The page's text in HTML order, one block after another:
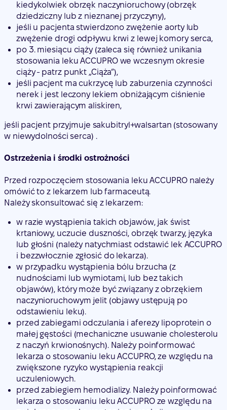
kiedykolwiek obrzęk naczynioruchowy (obrzęk
dziedziczny lub z nieznanej przyczyny),
jeśli u pacjenta stwierdzono zwężenie aorty lub
zwężenie drogi odpływu krwi z lewej komory serca,
po 3. miesiącu ciąży (zaleca się również unikania
stosowania leku ACCUPRO we wczesnym okresie
ciąży - patrz punkt „Ciąża”),
jeśli pacjent ma cukrzycę lub zaburzenia czynności
nerek i jest leczony lekiem obniżającym ciśnienie
krwi zawierającym aliskiren,
jeśli pacjent przyjmuje sakubitryl+walsartan (stosowany
w niewydolności serca) .
Ostrzeżenia i środki ostrożności
Przed rozpoczęciem stosowania leku ACCUPRO należy
omówić to z lekarzem lub farmaceutą.
Należy skonsultować się z lekarzem:
w razie wystąpienia takich objawów, jak świst
krtaniowy, uczucie duszności, obrzęk twarzy, języka
lub głośni (należy natychmiast odstawić lek ACCUPRO
i bezzwłocznie zgłosić do lekarza).
w przypadku wystąpienia bólu brzucha (z
nudnościami lub wymiotami, lub bez takich
objawów), który może być związany z obrzękiem
naczynioruchowym jelit (objawy ustępują po
odstawieniu leku).
przed zabiegami odczulania i aferezy lipoprotein o
małej gęstości (mechaniczne usuwanie cholesterolu
z naczyń krwionośnych). Należy poinformować
lekarza o stosowaniu leku ACCUPRO, ze względu na
zwiększone ryzyko wystąpienia reakcji
uczuleniowych.
przed zabiegiem hemodializy. Należy poinformować
lekarza o stosowaniu leku ACCUPRO ze względu na